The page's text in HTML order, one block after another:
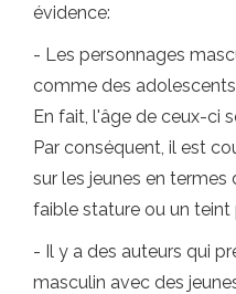
évidence:
- Les personnages
comme des
En fait, l'âge de ceux-ci
Par conséquent, il est
sur les jeunes en
faible stature ou un
- Il y a des auteurs qui
masculin avec des